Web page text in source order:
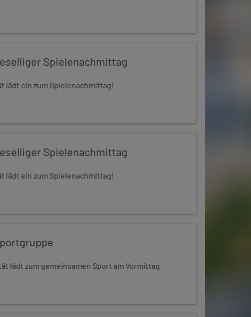
Spielenachmittag
lädt ein zum Spielenachmittag!
Spielenachmittag
lädt ein zum Spielenachmittag!
lädt zum gemeinsamen Sport am Vormittag